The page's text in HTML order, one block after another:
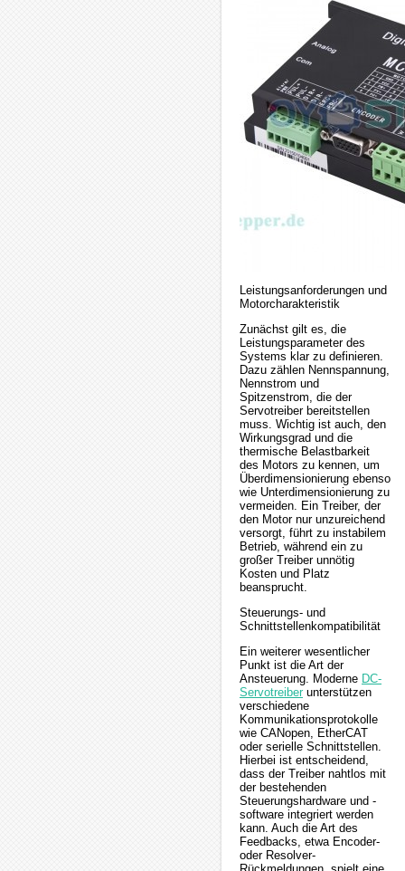
Leistungsanforderungen und
Motorcharakteristik
Zunächst gilt es, die
Leistungsparameter des
Systems klar zu definieren.
Dazu zählen Nennspannung,
Nennstrom und
Spitzenstrom, die der
Servotreiber bereitstellen
muss. Wichtig ist auch, den
Wirkungsgrad und die
thermische Belastbarkeit
des Motors zu kennen, um
Überdimensionierung ebenso
wie Unterdimensionierung zu
vermeiden. Ein Treiber, der
den Motor nur unzureichend
versorgt, führt zu instabilem
Betrieb, während ein zu
großer Treiber unnötig
Kosten und Platz
beansprucht.
Steuerungs- und
Schnittstellenkompatibilität
Ein weiterer wesentlicher
Punkt ist die Art der
Ansteuerung. Moderne DC-
Servotreiber unterstützen
verschiedene
Kommunikationsprotokolle
wie CANopen, EtherCAT
oder serielle Schnittstellen.
Hierbei ist entscheidend,
dass der Treiber nahtlos mit
der bestehenden
Steuerungshardware und -
software integriert werden
kann. Auch die Art des
Feedbacks, etwa Encoder-
oder Resolver-